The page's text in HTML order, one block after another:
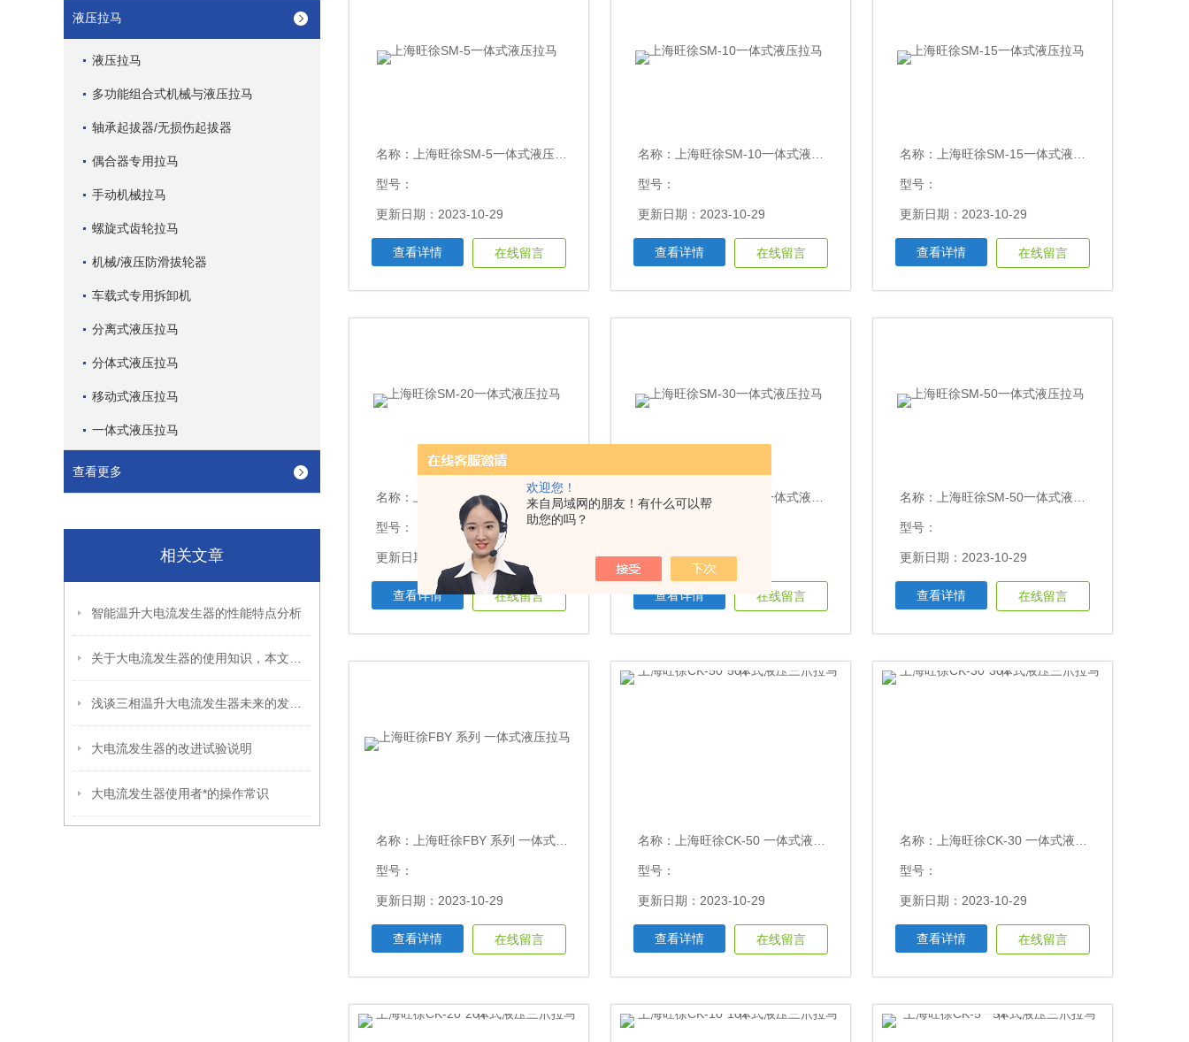
欢迎您！
来自局域网的朋友！有什么可以帮
助您的吗？
液压拉马
液压拉马
多功能组合式机械与液压拉马
轴承起拔器/无损伤起拔器
偶合器专用拉马
手动机械拉马
螺旋式齿轮拉马
机械/液压防滑拔轮器
车载式专用拆卸机
分离式液压拉马
分体式液压拉马
移动式液压拉马
一体式液压拉马
查看更多
相关文章
智能温升大电流发生器的性能特点分析
大电流发生器的改进试验说明
大电流发生器使用者*的操作常识
名称： 上海旺徐SM-5一体式液压拉马
型号：
更新日期：2023-10-29
查看详情 在线留言
名称： 上海旺徐SM-10一体式液压拉马
型号：
更新日期：2023-10-29
查看详情 在线留言
名称： 上海旺徐SM-15一体式液压拉马
型号：
更新日期：2023-10-29
查看详情 在线留言
名称： 上海旺徐SM-20一体式液压拉马
型号：
更新日期：2023-10-29
查看详情 在线留言
名称： 上海旺徐SM-30一体式液压拉马
更新日期：2023-10-29
查看详情 在线留言
名称： 上海旺徐SM-50一体式液压拉马
型号：
更新日期：2023-10-29
查看详情 在线留言
名称： 上海旺徐FBY 系列 一体式液压拉马
型号：
更新日期：2023-10-29
查看详情 在线留言
名称： 上海旺徐CK-50 一体式液压三爪拉马50T
型号：
更新日期：2023-10-29
查看详情 在线留言
名称： 上海旺徐CK-30 一体式液压三爪拉马30T
型号：
更新日期：2023-10-29
查看详情 在线留言